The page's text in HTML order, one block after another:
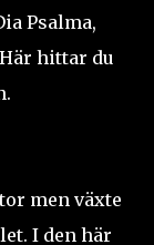
Psalma,
hittar du
men växte
I den här